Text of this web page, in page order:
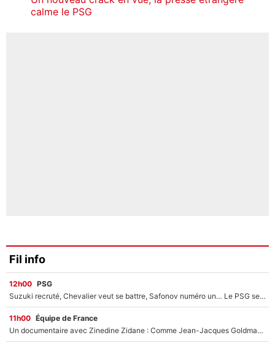
calme le PSG
Fil info
12h00 PSG
Suzuki recruté, Chevalier veut se battre, Safonov numéro un… Le PSG se lance encore dans un gros chantier pour le poste de gardien de but
11h00 Équipe de France
Un documentaire avec Zinedine Zidane : Comme Jean-Jacques Goldman et Mylène Farmer, le nouveau sélectionneur de l'équipe de France a recalé une journaliste très connue